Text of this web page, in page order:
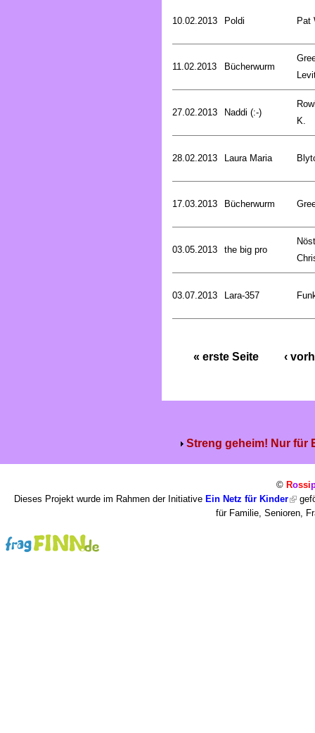
10.02.2013 Poldi Pat
11.02.2013 Bücherwurm
27.02.2013 Naddi (:-)
K.
28.02.2013 Laura Maria
17.03.2013 Bücherwurm
03.05.2013 the big pro
03.07.2013 Lara-357
« erste Seite ‹
Streng geheim! Nur für
© Rossi
Dieses Projekt wurde im Rahmen der Initiative Ein Netz für Kinder
für Familie, Senioren,